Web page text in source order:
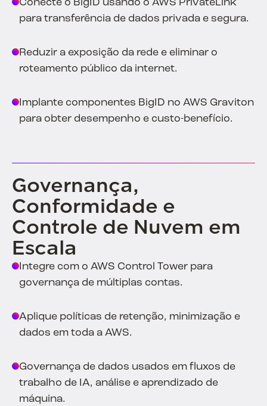
Conecte o BigID usando o AWS PrivateLink
para transferência de dados privada e segura.
Reduzir a exposição da rede e eliminar o
roteamento público da internet.
Implante componentes BigID no AWS Graviton
para obter desempenho e custo-benefício.
Governança,
Conformidade e
Controle de Nuvem em
Escala
Integre com o AWS Control Tower para
governança de múltiplas contas.
Aplique políticas de retenção, minimização e
dados em toda a AWS.
Governança de dados usados em fluxos de
trabalho de IA, análise e aprendizado de
máquina.